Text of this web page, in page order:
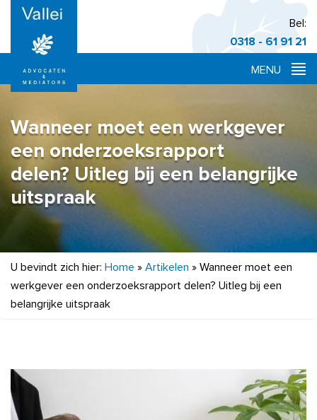
Bel:
0318 - 61 91 21
Wanneer moet een werkgever
een onderzoeksrapport
delen? Uitleg bij een belangrijke
uitspraak
U bevindt zich hier: Home » Artikelen » Wanneer moet een
werkgever een onderzoeksrapport delen? Uitleg bij een
belangrijke uitspraak